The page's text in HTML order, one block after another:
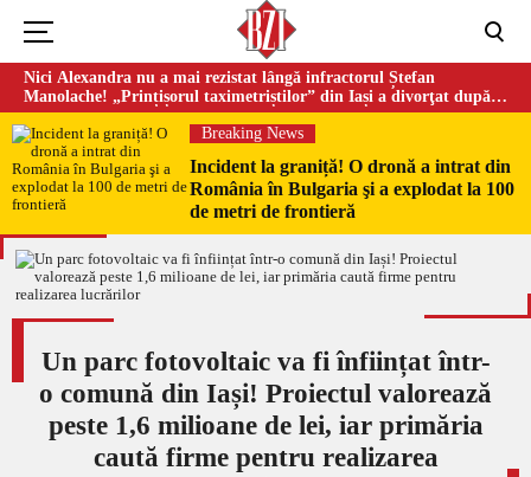
Nici Alexandra nu a mai rezistat lângă infractorul Ștefan
Manolache! „Prințișorul taximetriștilor” din Iași a divorţat după
doi ani de căsnicie
Breaking News
Incident la graniță! O dronă a intrat din
România în Bulgaria şi a explodat la 100
de metri de frontieră
Un parc fotovoltaic va fi înființat într-
o comună din Iași! Proiectul valorează
peste 1,6 milioane de lei, iar primăria
caută firme pentru realizarea